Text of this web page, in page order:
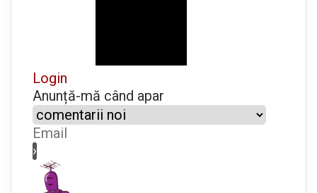
i
Login
Anunță-mă când apar